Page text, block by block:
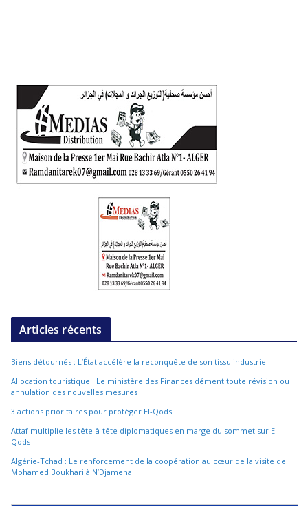
Articles récents
Biens détournés : L’État accélère la reconquête de son tissu industriel
Allocation touristique : Le ministère des Finances dément toute révision ou
annulation des nouvelles mesures
3 actions prioritaires pour protéger El-Qods
Attaf multiplie les tête-à-tête diplomatiques en marge du sommet sur El-
Qods
Algérie-Tchad : Le renforcement de la coopération au cœur de la visite de
Mohamed Boukhari à N’Djamena